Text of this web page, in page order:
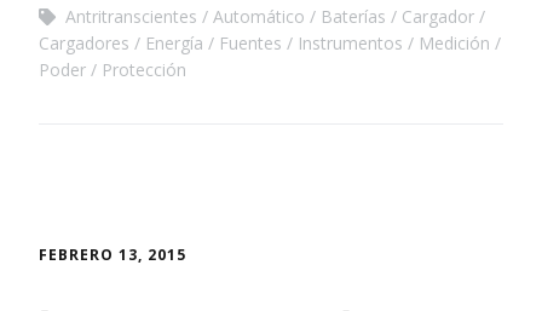
Antritranscientes
Automático Baterías
Cargador
Cargadores
Energía Fuentes Instrumentos
Medición
Poder
Protección
FEBRERO 13, 2015